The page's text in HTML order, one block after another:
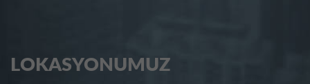
LOKASYONUMUZ